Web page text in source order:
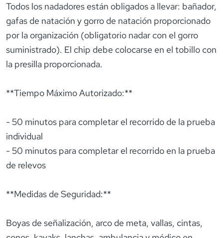
Todos los nadadores están obligados a llevar: bañador,
gafas de natación y gorro de natación proporcionado
por la organización (obligatorio nadar con el gorro
suministrado). El chip debe colocarse en el tobillo con
la presilla proporcionada.
**Tiempo Máximo Autorizado:**
- 50 minutos para completar el recorrido de la prueba
individual
- 50 minutos para completar el recorrido en la prueba
de relevos
**Medidas de Seguridad:**
Boyas de señalización, arco de meta, vallas, cintas,